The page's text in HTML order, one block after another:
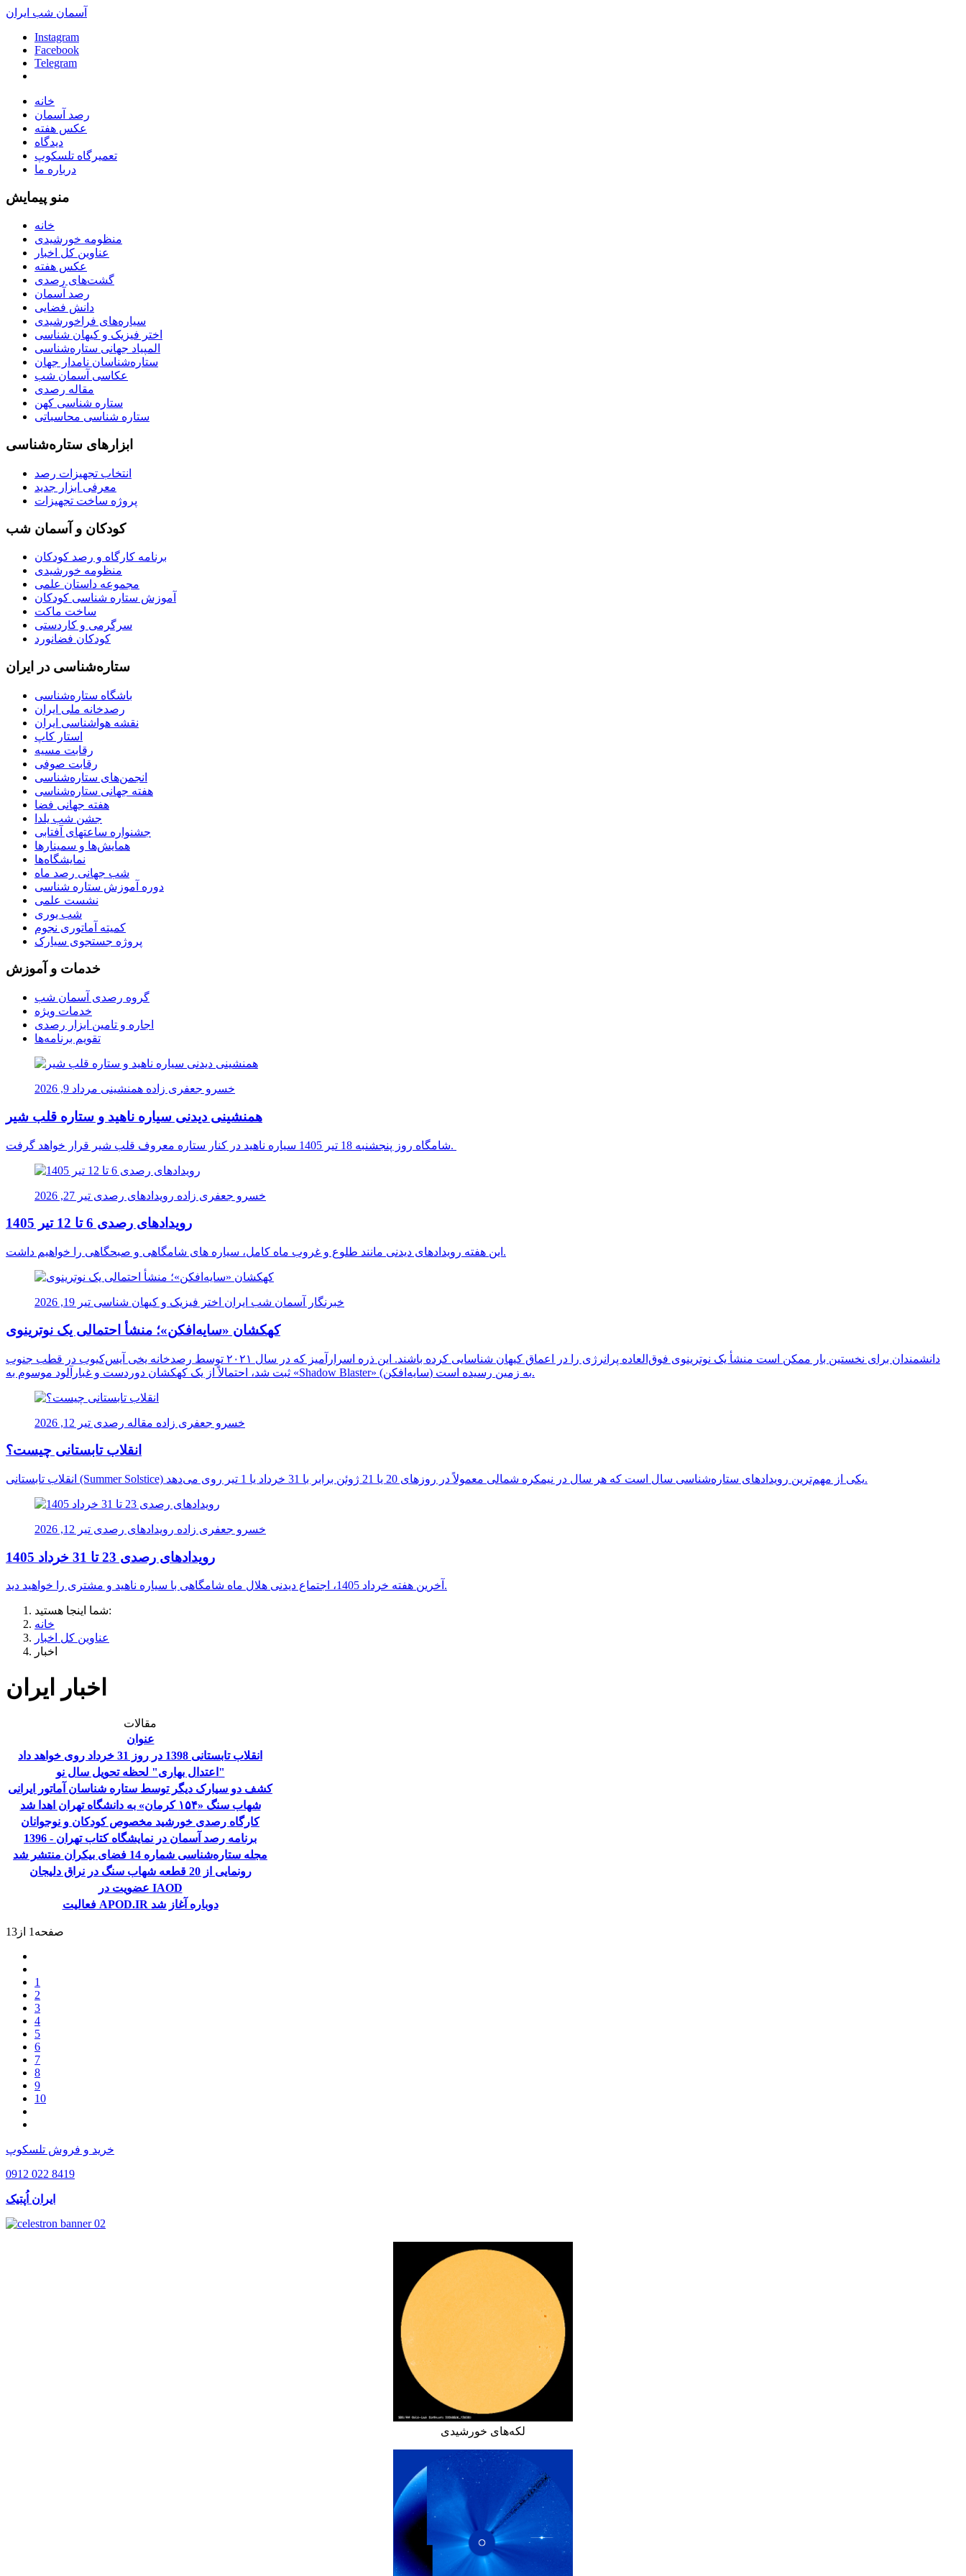
آسمان شب ایران
Instagram
Facebook
Telegram
خانه
رصد آسمان
عکس هفته
دیدگاه
تعمیرگاه تلسکوپ
درباره ما
منو پیمایش
خانه
منظومه خورشیدی
عناوین کل اخبار
عکس هفته
گشت‌های رصدی
رصد آسمان
دانش فضایی
سیاره‌های فراخورشیدی
اختر فیزیک و کیهان شناسی
المپیاد جهانی ستاره‌شناسی
ستاره‌شناسان نامدار جهان
عکاسی آسمان شب
مقاله رصدی
ستاره شناسی کهن
ستاره شناسی محاسباتی
ابزارهای ستاره‌شناسی
انتخاب تجهیزات رصد
معرفی ابزار جدید
پروژه ساخت تجهیزات
کودکان و آسمان شب
برنامه‌ کارگاه و رصد کودکان
منظومه خورشیدی
مجموعه داستان علمی
آموزش ستاره شناسی کودکان
ساخت ماکت
سرگرمی و کاردستی
کودکان فضانورد
ستاره‌شناسی در ایران
باشگاه ستاره‌شناسی
رصدخانه ملی ایران
نقشه هواشناسی ایران
استار کاپ
رقابت مسیه
رقابت صوفی
انجمن‌های ستاره‌شناسی
هفته جهانی ستاره‌شناسی
هفته جهانی فضا
جشن شب یلدا
جشنواره ساعتهای آفتابی
همایش‌ها و سمینارها
نمایشگاه‌ها
شب جهانی رصد ماه
دوره آموزش ستاره شناسی
نشست علمی
شب یوری
کمیته آماتوری نجوم
پروژه جستجوی سیارک
خدمات و آموزش
گروه رصدی آسمان شب
خدمات ویژه
اجاره و تامین ابزار رصدی
تقویم برنامه‌ها
خسرو جعفری زاده همنشینی مرداد 9, 2026
همنشینی دیدنی سیاره ناهید و ستاره قلب شیر
شامگاه روز پنجشنبه 18 تیر 1405 سیاره ناهید در کنار ستاره معروف قلب شیر قرار خواهد گرفت.
خسرو جعفری زاده رویدادهای رصدی تیر 27, 2026
رویدادهای رصدی 6 تا 12 تیر 1405
این هفته رویدادهای دیدنی مانند طلوع و غروب ماه کامل، سیاره های شامگاهی و صبحگاهی را خواهیم داشت.
خبرنگار آسمان شب ایران اختر فیزیک و کیهان شناسی تیر 19, 2026
کهکشان «سایه‌افکن»؛ منشأ احتمالی یک نوترینوی
دانشمندان برای نخستین بار ممکن است منشأ یک نوترینوی فوق‌العاده پرانرژی را در اعماق کیهان شناسایی کرده باشند. این ذره اسرارآمیز که در سال ۲۰۲۱ توسط رصدخانه یخی آیس‌کیوب در قطب جنوب
ثبت شد، احتمالاً از یک کهکشان دوردست و غبارآلود موسوم به «Shadow Blaster» (سایه‌افکن) به زمین رسیده است.
خسرو جعفری زاده مقاله رصدی تیر 12, 2026
انقلاب تابستانی چیست؟
انقلاب تابستانی (Summer Solstice) یکی از مهم‌ترین رویدادهای ستاره‌شناسی سال است که هر سال در نیمکره شمالی معمولاً در روزهای 20 یا 21 ژوئن برابر با 31 خرداد یا 1 تیر روی می‌دهد.
خسرو جعفری زاده رویدادهای رصدی تیر 12, 2026
رویدادهای رصدی 23 تا 31 خرداد 1405
آخرین هفته خرداد 1405، اجتماع دیدنی هلال ماه شامگاهی با سیاره ناهید و مشتری را خواهید دید.
شما اینجا هستید:
خانه
عناوین کل اخبار
اخبار
اخبار ایران
مقالات
عنوان
انقلاب تابستانی 1398 در روز 31 خرداد روی خواهد داد
اعتدال بهاری" لحظه تحویل سال نو"
کشف دو سیارک دیگر توسط ستاره شناسان آماتور ایرانی
شهاب سنگ «۱۵۴ کرمان» به دانشگاه تهران اهدا شد
کارگاه رصدی خورشید مخصوص کودکان و نوجوانان
برنامه رصد آسمان در نمایشگاه کتاب تهران - 1396
مجله ستاره‌شناسی شماره 14 فضای بیکران منتشر شد
رونمایی از 20 قطعه شهاب سنگ در نراق دلیجان
عضویت در IAOD
فعالیت APOD.IR دوباره آغاز شد
صفحه1 از13
1
2
3
4
5
6
7
8
9
10
خرید و فروش تلسکوپ
0912 022 8419
ایران اُپتیک
لکه‌های خورشیدی